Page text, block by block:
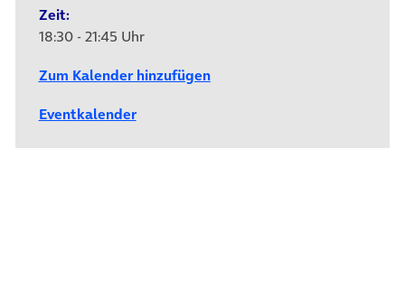
Zeit:
18:30 - 21:45 Uhr
Zum Kalender hinzufügen
Eventkalender